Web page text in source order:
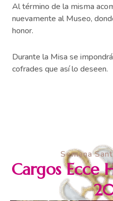
Al término de la misma
nuevamente al Museo,
honor.
Durante la Misa se
cofrades que así lo deseen.
Semana
Cargos Ecce